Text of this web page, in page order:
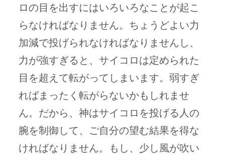
ロの目を出すにはいろいろなことが起こ
らなければなりません。ちょうどよい力
加減で投げられなければなりませんし、
力が強すぎると、サイコロは定められた
目を超えて転がってしまいます。弱すぎ
ればまったく転がらないかもしれませ
ん。だから、神はサイコロを投げる人の
腕を制御して、ご自分の望む結果を得な
ければなりません。もし、少し風が吹い